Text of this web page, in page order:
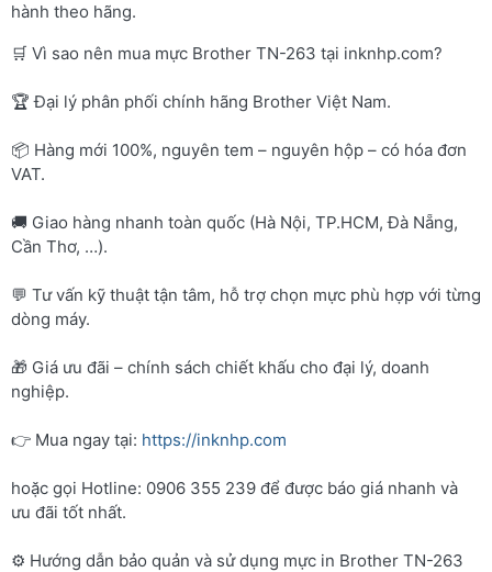
hành theo hãng.
🛒 Vì sao nên mua mực Brother TN-263 tại inknhp.com?
🏆 Đại lý phân phối chính hãng Brother Việt Nam.
📦 Hàng mới 100%, nguyên tem – nguyên hộp – có hóa đơn
VAT.
🚚 Giao hàng nhanh toàn quốc (Hà Nội, TP.HCM, Đà Nẵng,
Cần Thơ, …).
💬 Tư vấn kỹ thuật tận tâm, hỗ trợ chọn mực phù hợp với từng
dòng máy.
🎁 Giá ưu đãi – chính sách chiết khấu cho đại lý, doanh
nghiệp.
👉 Mua ngay tại: https://inknhp.com
hoặc gọi Hotline: 0906 355 239 để được báo giá nhanh và
ưu đãi tốt nhất.
⚙️ Hướng dẫn bảo quản và sử dụng mực in Brother TN-263